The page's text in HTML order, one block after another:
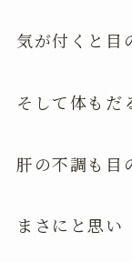
気が付くと目
そして体もだ
肝の不調も目
まさにと思い